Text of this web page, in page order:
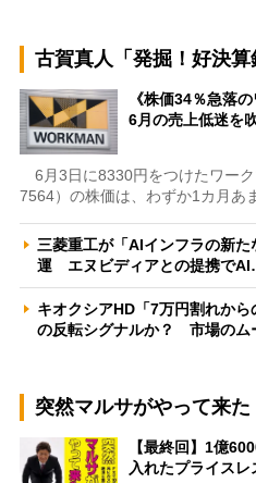
古賀真人「発掘！好決算
《株価34％急落
6月の売上低迷を
6月3日に8330円をつけたワーク
7564）の株価は、わずか1カ月あ
三菱重工が「AIインフラの新
運 エヌビディアとの提携で
キオクシアHD「7万円割れか
の反転シグナルか？ 市場の
突然マルサがやって来た
【最終回】1億
入れたプライス